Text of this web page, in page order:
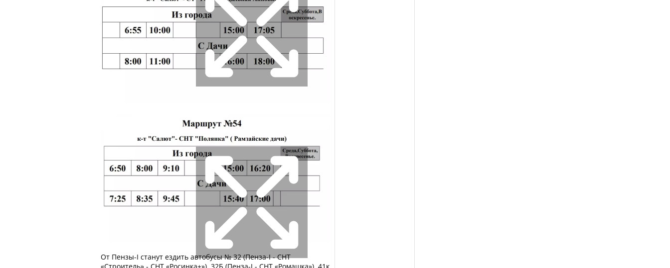
От Пензы-I станут ездить автобусы № 32 (Пенза-I - СНТ